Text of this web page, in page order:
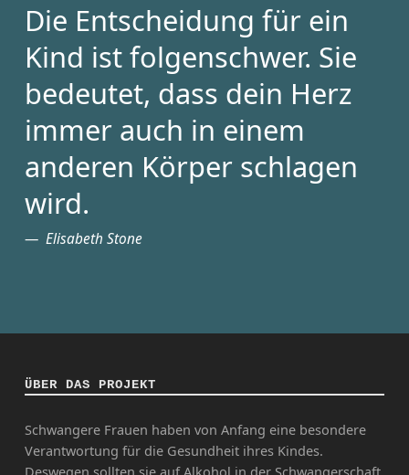
Die Entscheidung für ein
Kind ist folgenschwer. Sie
bedeutet, dass dein Herz
immer auch in einem
anderen Körper schlagen
wird.
Elisabeth Stone
ÜBER DAS PROJEKT
Schwangere Frauen haben von Anfang eine besondere
Verantwortung für die Gesundheit ihres Kindes.